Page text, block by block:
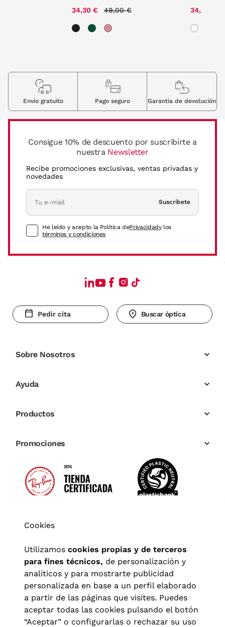
34,30 € 49,00 € 34,30 €
Consigue 10% de descuento por suscribirte a
nuestra Newsletter
Recibe promociones exclusivas, ventas privadas y
novedades
Suscríbete
He leído y acepto la Política dePrivacidady los
términos y condiciones
Envio gratuito Pago seguro Garantia de devolución
Pedir cita Buscar óptica
Sobre Nosotros
Ayuda
Productos
Promociones
Cookies
Utilizamos cookies propias y de terceros
para fines técnicos, de personalización y
analíticos y para mostrarte publicidad
personalizada en base a un perfil elaborado
a partir de las páginas que visites. Puedes
aceptar todas las cookies pulsando el botón
“Aceptar” o configurarlas o rechazar su uso